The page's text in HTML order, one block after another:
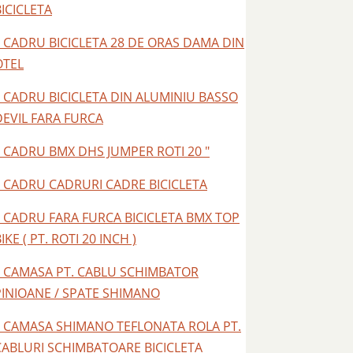
CADRU BICICLETA 28 DE ORAS DAMA DIN
CADRU BICICLETA DIN ALUMINIU BASSO
FARA FURCA
CADRU BMX DHS JUMPER ROTI 20 "
CADRU CADRURI CADRE BICICLETA
CADRU FARA FURCA BICICLETA BMX TOP
( PT. ROTI 20 INCH )
CAMASA PT. CABLU SCHIMBATOR
/ SPATE SHIMANO
CAMASA SHIMANO TEFLONATA ROLA PT.
SCHIMBATOARE BICICLETA